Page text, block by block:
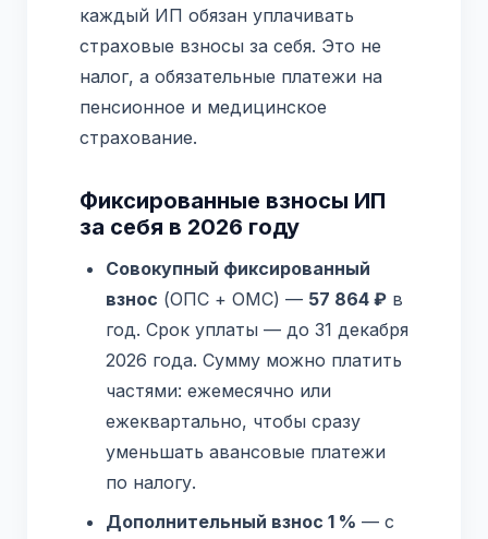
каждый ИП обязан уплачивать
страховые взносы за себя. Это не
налог, а обязательные платежи на
пенсионное и медицинское
страхование.
Фиксированные взносы ИП
за себя в 2026 году
Совокупный фиксированный
взнос (ОПС + ОМС) — 57 864 ₽ в
год. Срок уплаты — до 31 декабря
2026 года. Сумму можно платить
частями: ежемесячно или
ежеквартально, чтобы сразу
уменьшать авансовые платежи
по налогу.
Дополнительный взнос 1 % — с